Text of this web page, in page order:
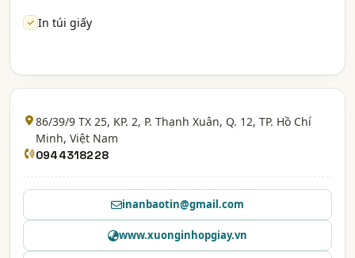
In túi giấy
86/39/9 TX 25, KP. 2, P. Thạnh Xuân, Q. 12, TP. Hồ Chí
Minh, Việt Nam
0944318228
inanbaotin@gmail.com
www.xuonginhopgiay.vn